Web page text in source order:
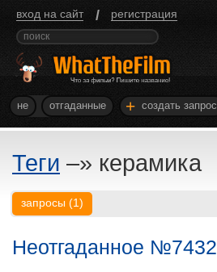
вход на сайт / регистрация
не отгаданные + создать запрос
Теги –» керамика
запросы (1)
Неотгаданное №7432